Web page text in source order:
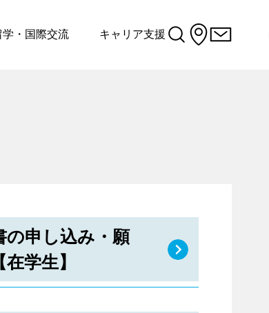
学・国際交流 キャリア支援
の申し込み・願
学生】